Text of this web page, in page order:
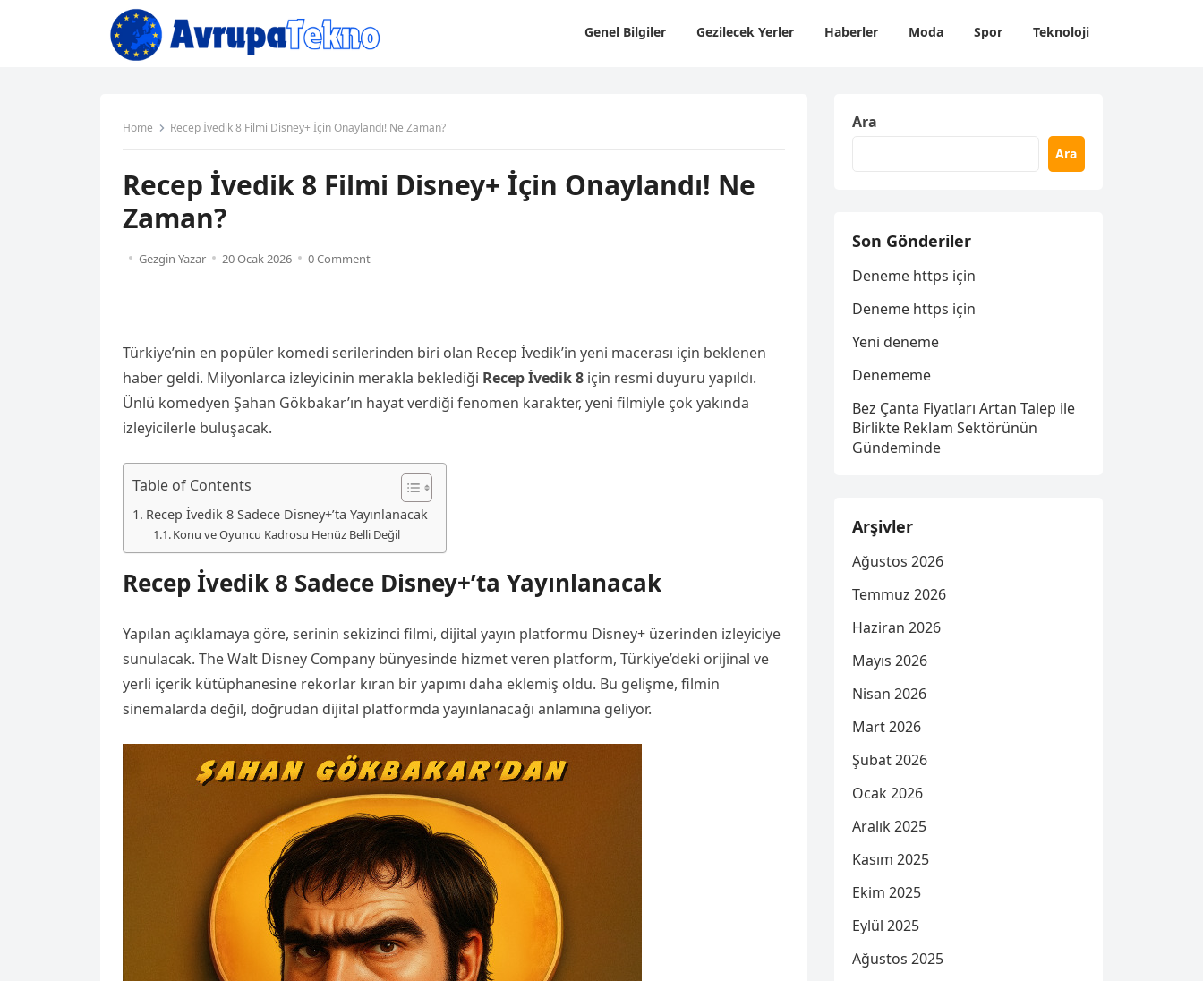
Genel Bilgiler Gezilecek Yerler Haberler Moda Spor Teknoloji
Home Recep İvedik 8 Filmi Disney+ İçin Onaylandı! Ne Zaman?
Recep İvedik 8 Filmi Disney+ İçin Onaylandı! Ne
Zaman?
Gezgin Yazar 20 Ocak 2026 0 Comment
Türkiye’nin en popüler komedi serilerinden biri olan Recep İvedik’in yeni macerası için beklenen
haber geldi. Milyonlarca izleyicinin merakla beklediği Recep İvedik 8 için resmi duyuru yapıldı.
Ünlü komedyen Şahan Gökbakar’ın hayat verdiği fenomen karakter, yeni filmiyle çok yakında
izleyicilerle buluşacak.
Table of Contents
Recep İvedik 8 Sadece Disney+’ta Yayınlanacak
Konu ve Oyuncu Kadrosu Henüz Belli Değil
Recep İvedik 8 Sadece Disney+’ta Yayınlanacak
Yapılan açıklamaya göre, serinin sekizinci filmi, dijital yayın platformu Disney+ üzerinden izleyiciye
sunulacak. The Walt Disney Company bünyesinde hizmet veren platform, Türkiye’deki orijinal ve
yerli içerik kütüphanesine rekorlar kıran bir yapımı daha eklemiş oldu. Bu gelişme, filmin
sinemalarda değil, doğrudan dijital platformda yayınlanacağı anlamına geliyor.
Ara
Ara
Son Gönderiler
Deneme https için
Deneme https için
Yeni deneme
Denememe
Bez Çanta Fiyatları Artan Talep ile
Birlikte Reklam Sektörünün
Gündeminde
Arşivler
Ağustos 2026
Temmuz 2026
Haziran 2026
Mayıs 2026
Nisan 2026
Mart 2026
Şubat 2026
Ocak 2026
Aralık 2025
Kasım 2025
Ekim 2025
Eylül 2025
Ağustos 2025